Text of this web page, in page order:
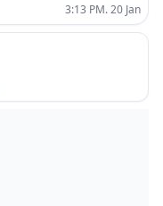
3:13 PM. 20 Jan